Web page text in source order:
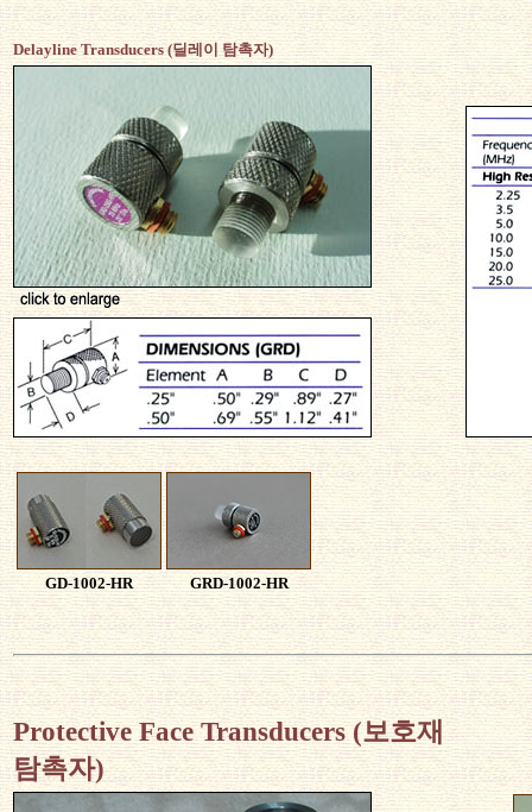
Delayline Transducers (딜레이 탐촉자)
GD-1002-HR GRD-1002-HR
Protective Face Transducers (보호재
탐촉자)